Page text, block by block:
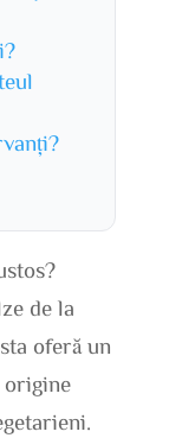
de la
oferă un
origine